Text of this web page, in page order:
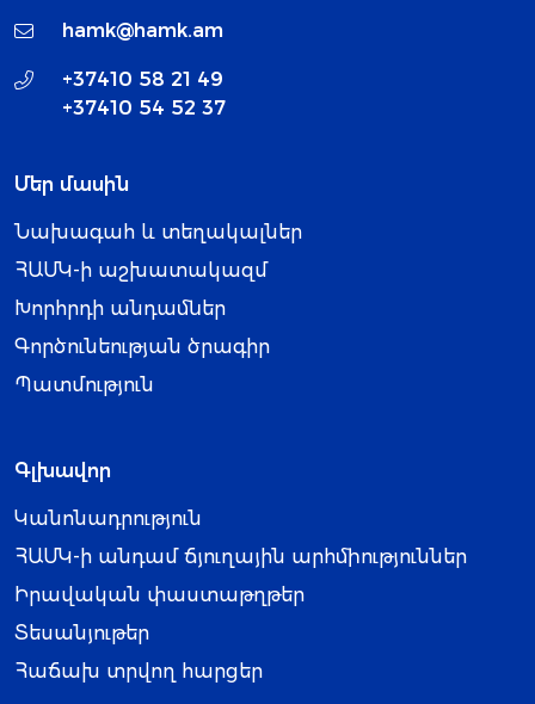
hamk@hamk.am
+37410 58 21 49
+37410 54 52 37
Մեր մասին
Նախագահ և տեղակալներ
ՀԱՄԿ-ի աշխատակազմ
Խորհրդի անդամներ
Գործունեության ծրագիր
Պատմություն
Գլխավոր
Կանոնադրություն
ՀԱՄԿ-ի անդամ ճյուղային արհմիություններ
Իրավական փաստաթղթեր
Տեսանյութեր
Հաճախ տրվող հարցեր